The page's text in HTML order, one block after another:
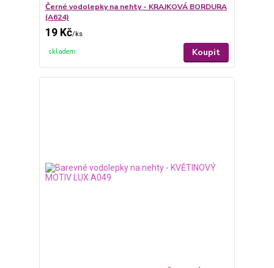
Černé vodolepky na nehty - KRAJKOVÁ BORDURA
(A624)
19 Kč/ks
skladem Koupit